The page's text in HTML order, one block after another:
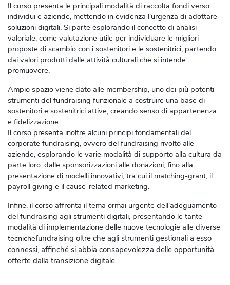
Il corso presenta le principali modalità di raccolta fondi verso
individui e aziende, mettendo in evidenza l’urgenza di adottare
soluzioni digitali. Si parte esplorando il concetto di analisi
valoriale, come valutazione utile per individuare le migliori
proposte di scambio con i sostenitori e le sostenitrici, partendo
dai valori prodotti dalle attività culturali che si intende
promuovere.
Ampio spazio viene dato alle membership, uno dei più potenti
strumenti del fundraising funzionale a costruire una base di
sostenitori e sostenitrici attive, creando senso di appartenenza
e fidelizzazione.
Il corso presenta inoltre alcuni principi fondamentali del
corporate fundraising, ovvero del fundraising rivolto alle
aziende, esplorando le varie modalità di supporto alla cultura da
parte loro: dalle sponsorizzazioni alle donazioni, fino alla
presentazione di modelli innovativi, tra cui il matching-grant, il
payroll giving e il cause-related marketing.
Infine, il corso affronta il tema ormai urgente dell’adeguamento
del fundraising agli strumenti digitali, presentando le tante
modalità di implementazione delle nuove tecnologie alle diverse
tecnichefundraising oltre che agli strumenti gestionali a esso
connessi, affinché si abbia consapevolezza delle opportunità
offerte dalla transizione digitale.